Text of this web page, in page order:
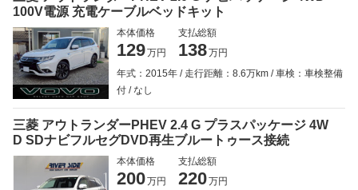
100V電源 充電ケーブルベッドキット
本体価格
129万円
支払総額
138万円
年式：2015年
走行距離：8.6万km
車検：車検整備
付
なし
三菱 アウトランダーPHEV 2.4 G プラスパッケージ 4W
D SDナビフルセグDVD再生ブルートゥース接続
本体価格
200万円
支払総額
220万円